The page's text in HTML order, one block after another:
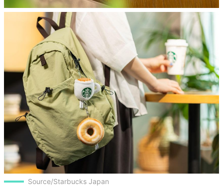
Source/Starbucks Japan